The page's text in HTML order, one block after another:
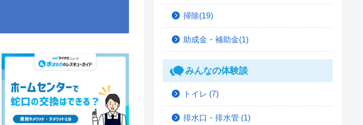
掃除(19)
助成金・補助金(1)
みんなの体験談
トイレ (7)
排水口・排水管 (1)